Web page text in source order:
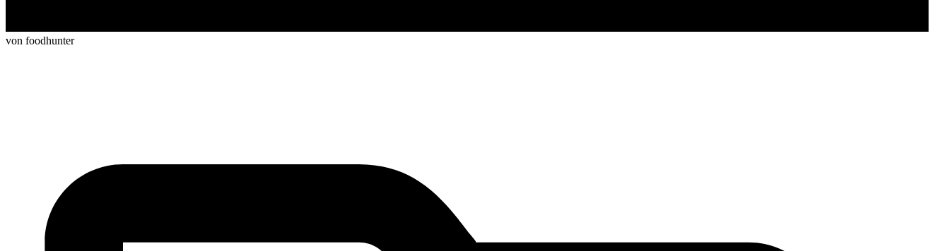
von foodhunter